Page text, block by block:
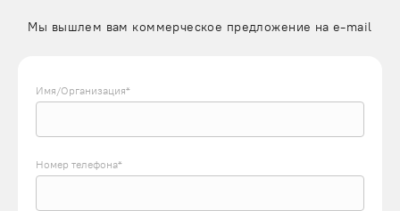
Мы вышлем вам коммерческое предложение на e-mail
Имя/Организация*
Номер телефона*